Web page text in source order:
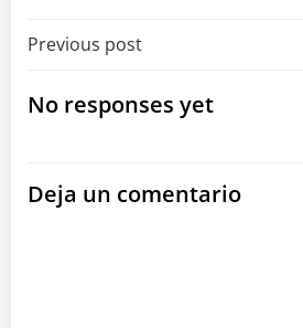
Navegación
por
entradas
Previous post
No responses yet
Deja un comentario